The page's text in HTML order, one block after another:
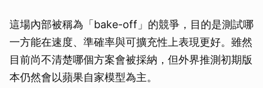
這場內部被稱為「bake-off」的競爭，目的是測試哪
一方能在速度、準確率與可擴充性上表現更好。雖然
目前尚不清楚哪個方案會被採納，但外界推測初期版
本仍然會以蘋果自家模型為主。